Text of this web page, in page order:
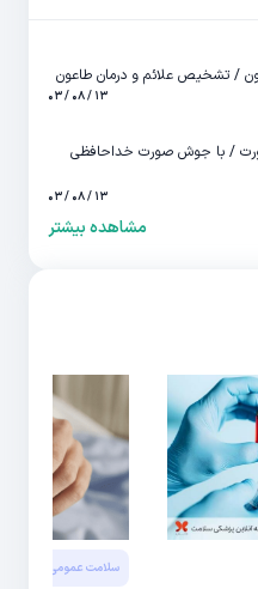
علائم و درمان طاعون
۱۳ / ۰۸ / ۰۳
/ با جوش صورت خداحافظی
۱۳ / ۰۸ / ۰۳
مشاهده بیشتر
سلامت عمومی بدن